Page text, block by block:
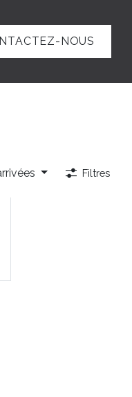
Soirée Découverte
NOUS
Filtres